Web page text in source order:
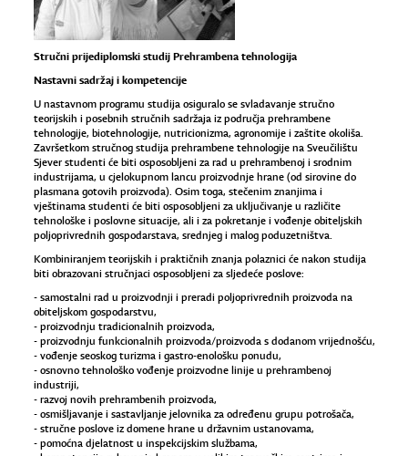
Stručni prijediplomski studij Prehrambena tehnologija
Nastavni sadržaj i kompetencije
U nastavnom programu studija osiguralo se svladavanje stručno
teorijskih i posebnih stručnih sadržaja iz područja prehrambene
tehnologije, biotehnologije, nutricionizma, agronomije i zaštite okoliša.
Završetkom stručnog studija prehrambene tehnologije na Sveučilištu
Sjever studenti će biti osposobljeni za rad u prehrambenoj i srodnim
industrijama, u cjelokupnom lancu proizvodnje hrane (od sirovine do
plasmana gotovih proizvoda). Osim toga, stečenim znanjima i
vještinama studenti će biti osposobljeni za uključivanje u različite
tehnološke i poslovne situacije, ali i za pokretanje i vođenje obiteljskih
poljoprivrednih gospodarstava, srednjeg i malog poduzetništva.
Kombiniranjem teorijskih i praktičnih znanja polaznici će nakon studija
biti obrazovani stručnjaci osposobljeni za sljedeće poslove:
- samostalni rad u proizvodnji i preradi poljoprivrednih proizvoda na
obiteljskom gospodarstvu,
- proizvodnju tradicionalnih proizvoda,
- proizvodnju funkcionalnih proizvoda/proizvoda s dodanom vrijednošću,
- vođenje seoskog turizma i gastro-enološku ponudu,
- osnovno tehnološko vođenje proizvodne linije u prehrambenoj
industriji,
- razvoj novih prehrambenih proizvoda,
- osmišljavanje i sastavljanje jelovnika za određenu grupu potrošača,
- stručne poslove iz domene hrane u državnim ustanovama,
- pomoćna djelatnost u inspekcijskim službama,